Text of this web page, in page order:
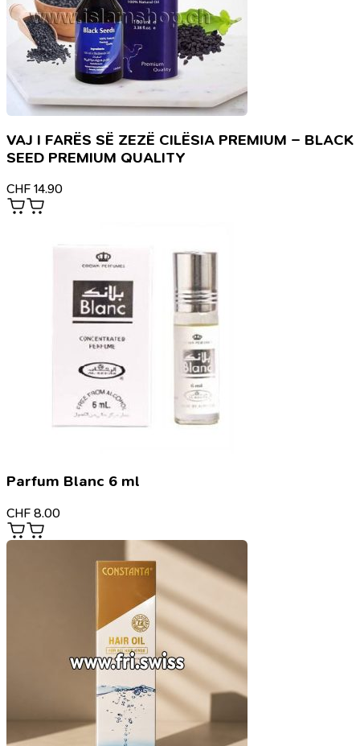
VAJ I FARËS SË ZEZË CILËSIA PREMIUM – BLACK
SEED PREMIUM QUALITY
CHF 14.90
Parfum Blanc 6 ml
CHF 8.00